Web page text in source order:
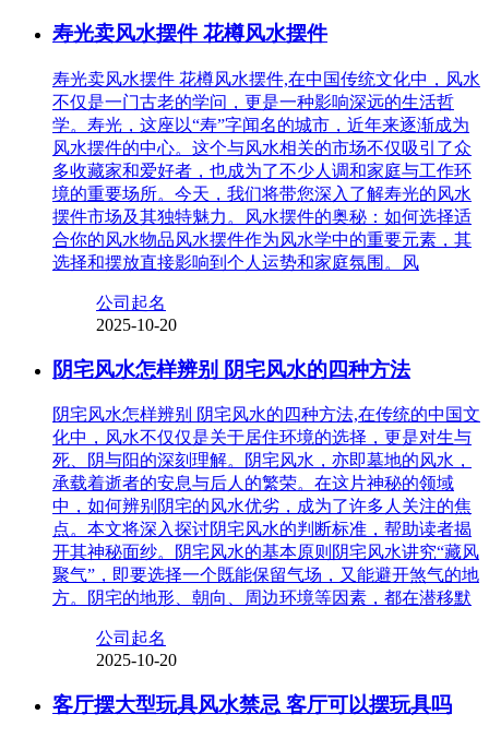
寿光卖风水摆件 花樽风水摆件
寿光卖风水摆件 花樽风水摆件,在中国传统文化中，风水
不仅是一门古老的学问，更是一种影响深远的生活哲
学。寿光，这座以“寿”字闻名的城市，近年来逐渐成为
风水摆件的中心。这个与风水相关的市场不仅吸引了众
多收藏家和爱好者，也成为了不少人调和家庭与工作环
境的重要场所。今天，我们将带您深入了解寿光的风水
摆件市场及其独特魅力。风水摆件的奥秘：如何选择适
合你的风水物品风水摆件作为风水学中的重要元素，其
选择和摆放直接影响到个人运势和家庭氛围。风
公司起名
2025-10-20
阴宅风水怎样辨别 阴宅风水的四种方法
阴宅风水怎样辨别 阴宅风水的四种方法,在传统的中国文
化中，风水不仅仅是关于居住环境的选择，更是对生与
死、阴与阳的深刻理解。阴宅风水，亦即墓地的风水，
承载着逝者的安息与后人的繁荣。在这片神秘的领域
中，如何辨别阴宅的风水优劣，成为了许多人关注的焦
点。本文将深入探讨阴宅风水的判断标准，帮助读者揭
开其神秘面纱。阴宅风水的基本原则阴宅风水讲究“藏风
聚气”，即要选择一个既能保留气场，又能避开煞气的地
方。阴宅的地形、朝向、周边环境等因素，都在潜移默
公司起名
2025-10-20
客厅摆大型玩具风水禁忌 客厅可以摆玩具吗